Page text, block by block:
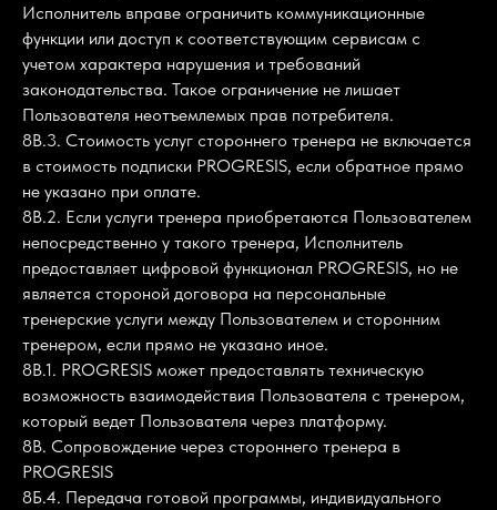
Исполнитель вправе ограничить коммуникационные
функции или доступ к соответствующим сервисам с
учетом характера нарушения и требований
законодательства. Такое ограничение не лишает
Пользователя неотъемлемых прав потребителя.
8В.3. Стоимость услуг стороннего тренера не включается
в стоимость подписки PROGRESIS, если обратное прямо
не указано при оплате.
8В.2. Если услуги тренера приобретаются Пользователем
непосредственно у такого тренера, Исполнитель
предоставляет цифровой функционал PROGRESIS, но не
является стороной договора на персональные
тренерские услуги между Пользователем и сторонним
тренером, если прямо не указано иное.
8В.1. PROGRESIS может предоставлять техническую
возможность взаимодействия Пользователя с тренером,
который ведет Пользователя через платформу.
8В. Сопровождение через стороннего тренера в
PROGRESIS
8Б.4. Передача готовой программы, индивидуального